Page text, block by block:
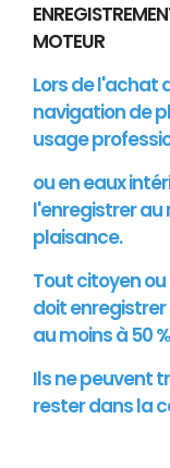
MOTEUR
Lors de l'achat
navigation de
usage
ou en eaux
l'enregistrer
plaisance.
Tout citoyen
doit
au moins à 50
Ils ne peuvent
rester dans la